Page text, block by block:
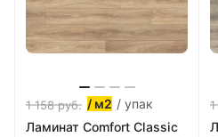
1 158руб. / м2 / упак
Ламинат Comfort Classic